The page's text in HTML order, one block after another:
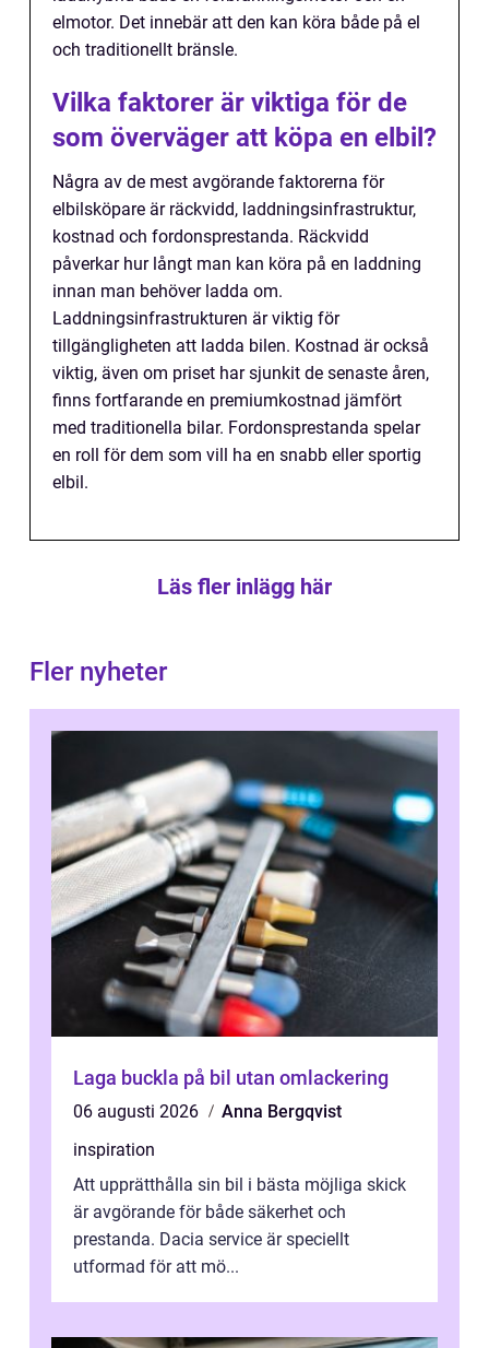
elmotor. Det innebär att den kan köra både på el
och traditionellt bränsle.
Vilka faktorer är viktiga för de
som överväger att köpa en elbil?
Några av de mest avgörande faktorerna för
elbilsköpare är räckvidd, laddningsinfrastruktur,
kostnad och fordonsprestanda. Räckvidd
påverkar hur långt man kan köra på en laddning
innan man behöver ladda om.
Laddningsinfrastrukturen är viktig för
tillgängligheten att ladda bilen. Kostnad är också
viktig, även om priset har sjunkit de senaste åren,
finns fortfarande en premiumkostnad jämfört
med traditionella bilar. Fordonsprestanda spelar
en roll för dem som vill ha en snabb eller sportig
elbil.
Läs fler inlägg här
Fler nyheter
Laga buckla på bil utan omlackering
06 augusti 2026
Anna Bergqvist
inspiration
Att upprätthålla sin bil i bästa möjliga skick
är avgörande för både säkerhet och
prestanda. Dacia service är speciellt
utformad för att mö...